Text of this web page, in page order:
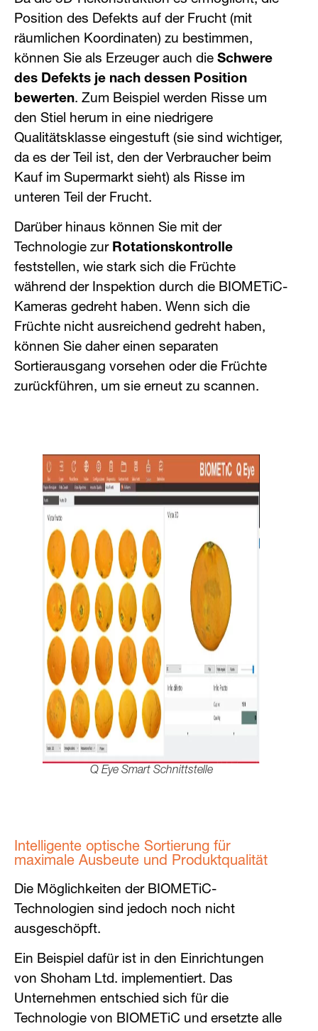
Position des Defekts auf der Frucht (mit
räumlichen Koordinaten) zu bestimmen,
können Sie als Erzeuger auch die Schwere
des Defekts je nach dessen Position
bewerten. Zum Beispiel werden Risse um
den Stiel herum in eine niedrigere
Qualitätsklasse eingestuft (sie sind wichtiger,
da es der Teil ist, den der Verbraucher beim
Kauf im Supermarkt sieht) als Risse im
unteren Teil der Frucht.
Darüber hinaus können Sie mit der
Technologie zur Rotationskontrolle
feststellen, wie stark sich die Früchte
während der Inspektion durch die BIOMETiC-
Kameras gedreht haben. Wenn sich die
Früchte nicht ausreichend gedreht haben,
können Sie daher einen separaten
Sortierausgang vorsehen oder die Früchte
zurückführen, um sie erneut zu scannen.
Q Eye Smart Schnittstelle
Intelligente optische Sortierung für
maximale Ausbeute und Produktqualität
Die Möglichkeiten der BIOMETiC-
Technologien sind jedoch noch nicht
ausgeschöpft.
Ein Beispiel dafür ist in den Einrichtungen
von Shoham Ltd. implementiert. Das
Unternehmen entschied sich für die
Technologie von BIOMETiC und ersetzte alle